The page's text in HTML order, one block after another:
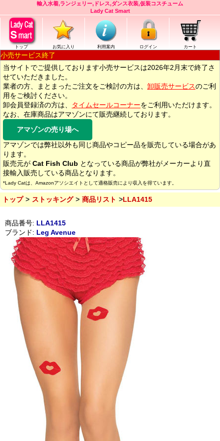
輸入水着,ランジェリー,ドレス,ダンス衣装,仮装コスチューム
Lady Cat Smart
トップ お気に入り 利用案内 ログイン カート
小売サービス終了
当サイトでご提供しております小売サービスは2026年2月末で終了さ
せていただきました。
業者の方、まとまったご注文をご検討の方は、 卸販売サービスのご利
用をご検討ください。
卸会員登録済の方は、
タイムセールコーナーをご利用いただけます。
なお、在庫商品はアマゾンにて販売継続しております。
アマゾンの売り場へ
アマゾンでは弊社以外も同じ商品やコピー品を販売している場合があ
ります。
販売元が Cat Fish Club となっている商品が弊社がメーカーより直
接輸入販売している商品となります。
*Lady Catは、Amazonアソシエイトとして適格販売により収入を得ています。
トップ ストッキング 商品リスト LLA1415
商品番号: LLA1415
ブランド: Leg Avenue